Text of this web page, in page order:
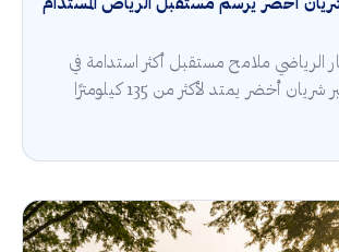
شريان أخضر يرسم مستقبل الرياض المستدام
الرياضي ملامح مستقبل أكثر استدامة في
مدينة الرياض، عبر شريان أخضر يمتد لأكثر من 135 كيلومترًا